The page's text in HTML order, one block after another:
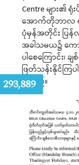
Centre များ
အောက်တိုဘာလ ၈
ပုံမှန်အတိုင်း ပြ
အခါသမယ၌ ကော
ပါစေကြောင်း၊ ခ
ဖြတ်သန်းနိုင်ကြ
ပါသည်။
293,889